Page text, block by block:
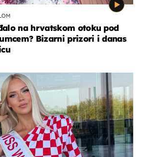
na hrvatskom otoku pod
Bizarni prizori i danas